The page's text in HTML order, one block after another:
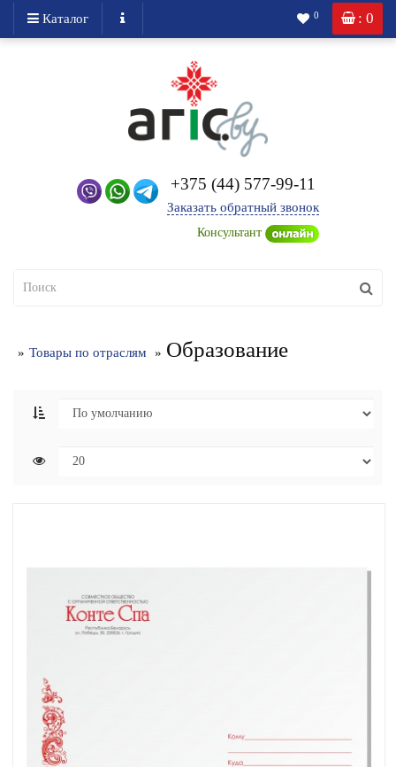
: 0
Каталог 0
+375 (44) 577-99-11
Заказать обратный звонок
Консультант
Товары по отраслям Образование